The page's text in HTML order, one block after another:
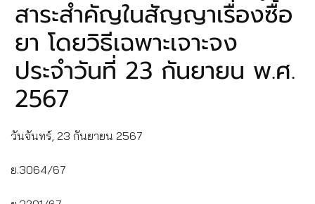
สาระสำคัญในสัญญาเรื่องซื้อ
ยา โดยวิธีเฉพาะเจาะจง
ประจำวันที่ 23 กันยายน พ.ศ.
2567
วันจันทร์, 23 กันยายน 2567
ย.3064/67